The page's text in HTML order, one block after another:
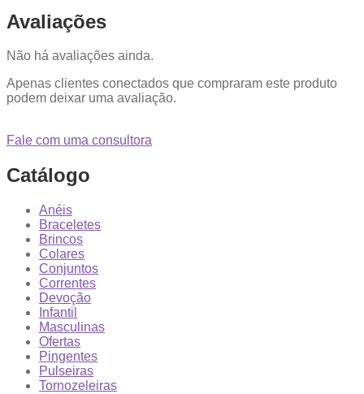
Avaliações
Não há avaliações ainda.
Apenas clientes conectados que compraram este produto
podem deixar uma avaliação.
Fale com uma consultora
Catálogo
Anéis
Braceletes
Brincos
Colares
Conjuntos
Correntes
Devoção
Infantil
Masculinas
Ofertas
Pingentes
Pulseiras
Tornozeleiras